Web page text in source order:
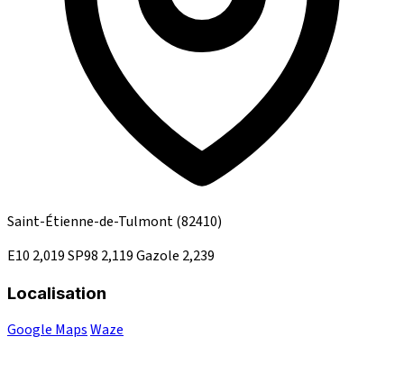
Saint-Étienne-de-Tulmont(82410)
E10 2,019SP98 2,119Gazole 2,239
Localisation
Google MapsWaze